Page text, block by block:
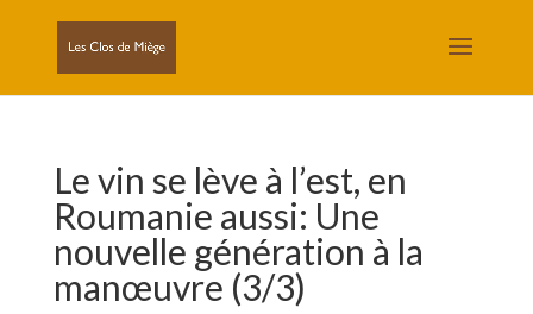
Le vin se lève à l’est, en
Roumanie aussi: Une
nouvelle génération à la
manœuvre (3/3)